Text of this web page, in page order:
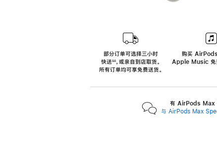
部分订单可选择三小时
快送
${translate.store.a11y.footnote}
∆∆， 或亲自到店取货。
所有订单均可享免费送货。
购买
Apple Music 免
有 AirPods Max
与 AirPods Max